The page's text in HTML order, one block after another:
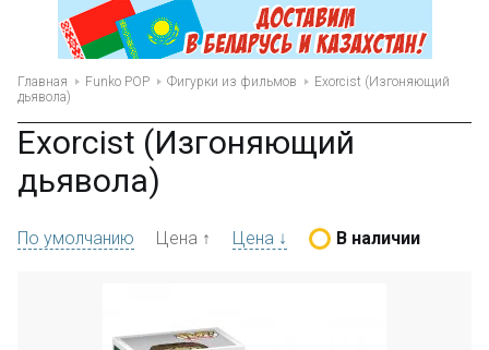
Главная Funko POP Фигурки из фильмов
Exorcist (Изгоняющий
дьявола)
Exorcist (Изгоняющий
дьявола)
По умолчанию Цена ↑ Цена ↓ В наличии